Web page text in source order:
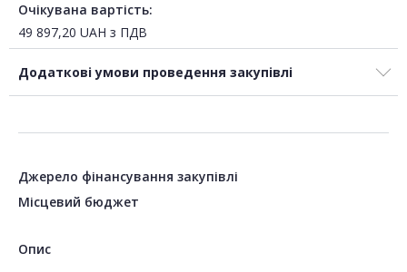
Очікувана вартість:
49 897,20 UAH з ПДВ
Додаткові умови проведення закупівлі
Джерело фінансування закупівлі
Місцевий бюджет
Опис